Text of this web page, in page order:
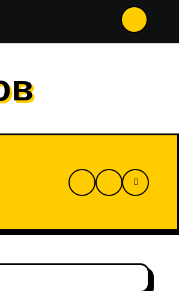
изменения вступили в силу и как на